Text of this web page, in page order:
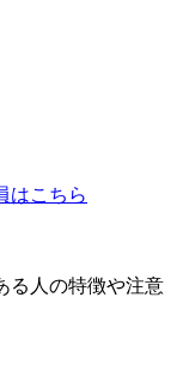
はこちら
る人の特徴や注意